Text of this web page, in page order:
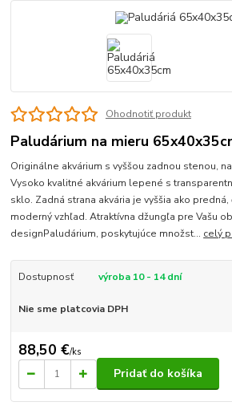
Ohodnotiť produkt
Paludárium na mieru
Originálne akvárium s vyššou zadnou stenou,
Vysoko kvalitné akvárium lepené s
sklo. Zadná strana akvária je vyššia ako
moderný vzhľad. Atraktívna džungľa pre Vašu
designPaludárium, poskytujúce množst... celý
Dostupnosť výroba 10 - 14 dní
Nie sme platcovia DPH
88,50 €/ks
Pridať do košíka